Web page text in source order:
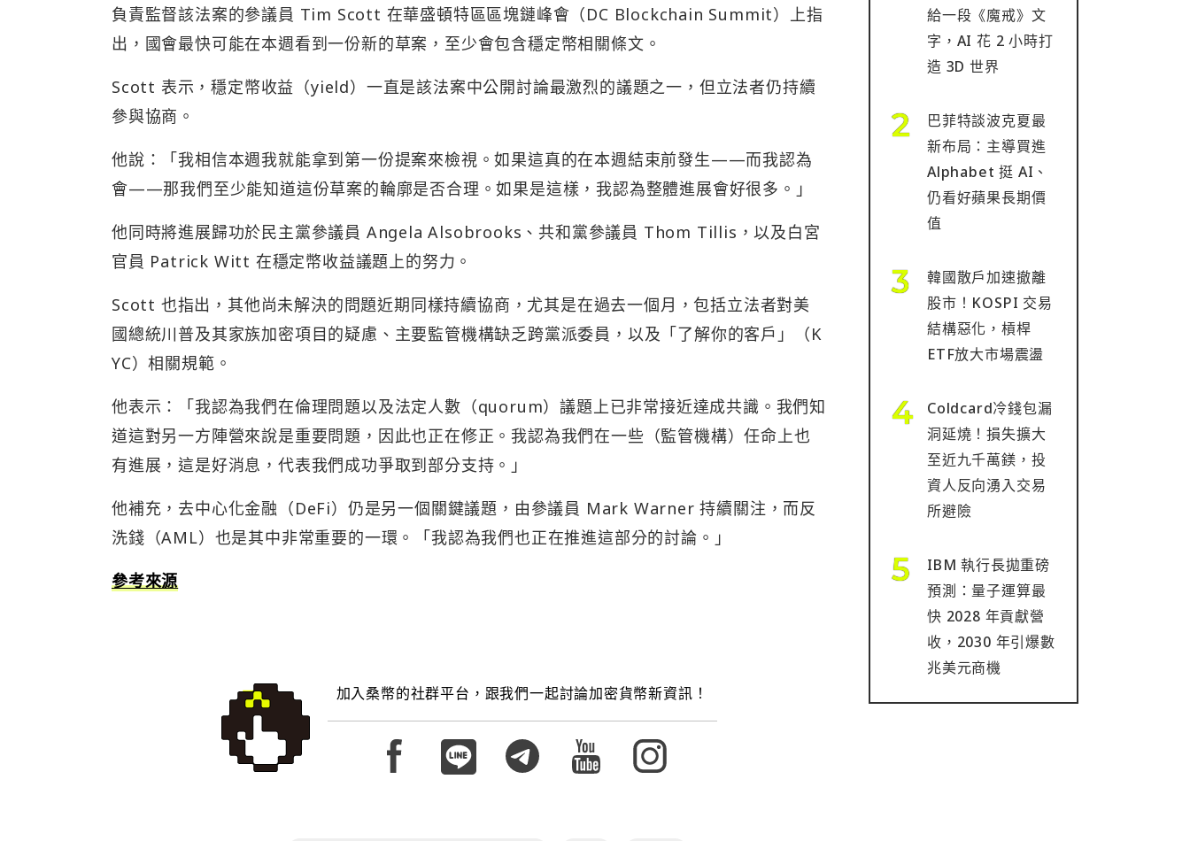
負責監督該法案的參議員 Tim Scott 在華盛頓特區區塊鏈峰會（DC Blockchain Summit）上指
出，國會最快可能在本週看到一份新的草案，至少會包含穩定幣相關條文。
Scott 表示，穩定幣收益（yield）一直是該法案中公開討論最激烈的議題之一，但立法者仍持續
參與協商。
他說：「我相信本週我就能拿到第一份提案來檢視。如果這真的在本週結束前發生——而我認為
會——那我們至少能知道這份草案的輪廓是否合理。如果是這樣，我認為整體進展會好很多。」
他同時將進展歸功於民主黨參議員 Angela Alsobrooks、共和黨參議員 Thom Tillis，以及白宮
官員 Patrick Witt 在穩定幣收益議題上的努力。
Scott 也指出，其他尚未解決的問題近期同樣持續協商，尤其是在過去一個月，包括立法者對美
國總統川普及其家族加密項目的疑慮、主要監管機構缺乏跨黨派委員，以及「了解你的客戶」（K
YC）相關規範。
他表示：「我認為我們在倫理問題以及法定人數（quorum）議題上已非常接近達成共識。我們知
道這對另一方陣營來說是重要問題，因此也正在修正。我認為我們在一些（監管機構）任命上也
有進展，這是好消息，代表我們成功爭取到部分支持。」
他補充，去中心化金融（DeFi）仍是另一個關鍵議題，由參議員 Mark Warner 持續關注，而反
洗錢（AML）也是其中非常重要的一環。「我認為我們也正在推進這部分的討論。」
參考來源
加入桑幣的社群平台，跟我們一起討論加密貨幣新資訊！
給一段《魔戒》文
字，AI 花 2 小時打
造 3D 世界
巴菲特談波克夏最
新布局：主導買進
Alphabet 挺 AI、
仍看好蘋果長期價
值
韓國散戶加速撤離
股市！KOSPI 交易
結構惡化，槓桿
ETF放大市場震盪
Coldcard冷錢包漏
洞延燒！損失擴大
至近九千萬鎂，投
資人反向湧入交易
所避險
IBM 執行長拋重磅
預測：量子運算最
快 2028 年貢獻營
收，2030 年引爆數
兆美元商機